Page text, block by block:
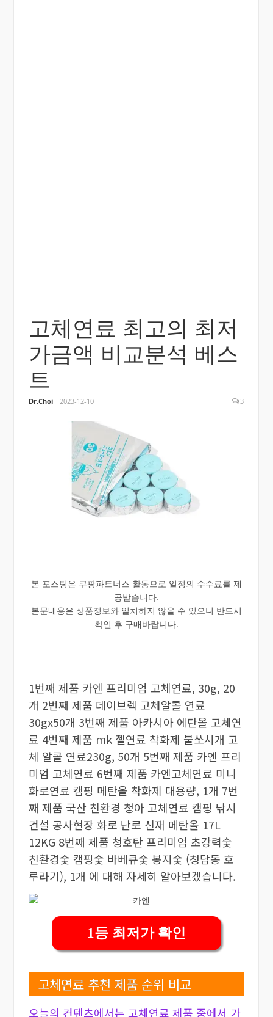
고체연료 최고의 최저
가금액 비교분석 베스
트
Dr.Choi 2023-12-10 3
본 포스팅은 쿠팡파트너스 활동으로 일정의 수수료를 제
공받습니다.
본문내용은 상품정보와 일치하지 않을 수 있으니 반드시
확인 후 구매바랍니다.
1번째 제품 카엔 프리미엄 고체연료, 30g, 20
개 2번째 제품 데이브렉 고체알콜 연료
30gx50개 3번째 제품 아카시아 에탄올 고체연
료 4번째 제품 mk 젤연료 착화제 불쏘시개 고
체 알콜 연료230g, 50개 5번째 제품 카엔 프리
미엄 고체연료 6번째 제품 카엔고체연료 미니
화로연료 캠핑 메탄올 착화제 대용량, 1개 7번
째 제품 국산 친환경 청아 고체연료 캠핑 낚시
건설 공사현장 화로 난로 신재 메탄올 17L
12KG 8번째 제품 청호탄 프리미엄 초강력숯
친환경숯 캠핑숯 바베큐숯 봉지숯 (청담동 호
루라기), 1개 에 대해 자세히 알아보겠습니다.
1등 최저가 확인
고체연료 추천 제품 순위 비교
오늘의 컨텐츠에서는 고체연료 제품 중에서 가